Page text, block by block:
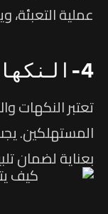
عملية
4-النكهات والألوان
تعتبر النكهات
المستهلكين.
بعناية لضمان